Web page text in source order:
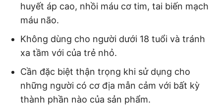
huyết áp cao, nhồi máu cơ tim, tai biến mạch
máu não.
Không dùng cho người dưới 18 tuổi và tránh
xa tầm với của trẻ nhỏ.
Cần đặc biệt thận trọng khi sử dụng cho
những người có cơ địa mẫn cảm với bất kỳ
thành phần nào của sản phẩm.